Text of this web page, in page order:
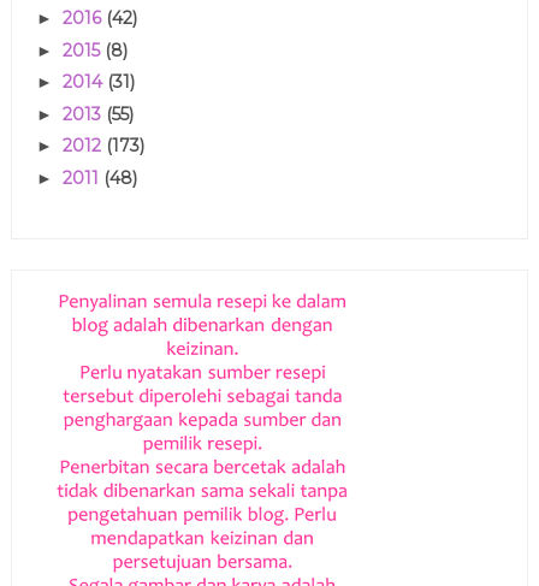
► 2016 (42)
► 2015 (8)
► 2014 (31)
► 2013 (55)
► 2012 (173)
► 2011 (48)